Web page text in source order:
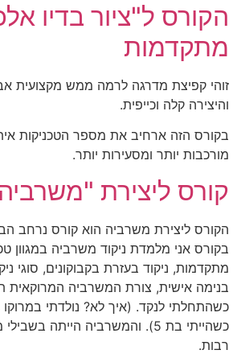
הקורס ל"ציור בדיו
מתקדמות
זוהי קפיצת מדרגה לרמה ממש מקצועית
והיצירה קלה וכייפית.
בקורס הזה ארחיב את מספר הטכניקות איתן
מורכבות יותר ומסעירות יותר.
קורס ליצירת
הקורס ליצירת משרביה הוא קורס נרחב
בקורס אני מלמדת ניקוד משרביה במגוון
מתקדמות, ניקוד בעזרת בקבוקונים, סוגי
בנימה אישית, צורת המשרביה המרוקאית
כשהתחלתי לנקד. (איך לא? נולדתי במרוקו
כשהייתי בת 5). והמשרביה הייתה
רבות.